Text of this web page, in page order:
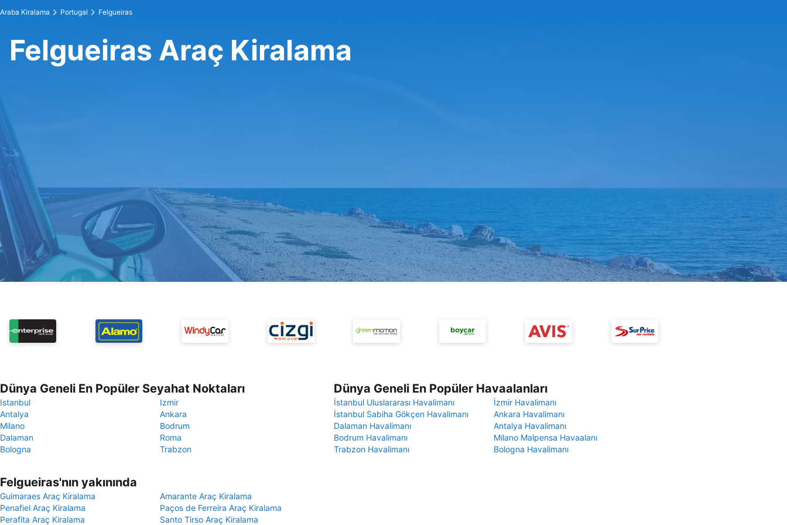
Araba Kiralama Portugal Felgueiras
Felgueiras Araç Kiralama
Dünya Geneli En Popüler Seyahat Noktaları
Istanbul
Izmir
Antalya
Ankara
Milano
Bodrum
Dalaman
Roma
Bologna
Trabzon
Dünya Geneli En Popüler Havaalanları
İstanbul Uluslararası Havalimanı
İzmir Havalimanı
İstanbul Sabiha Gökçen Havalimanı
Ankara Havalimanı
Dalaman Havalimanı
Antalya Havalimanı
Bodrum Havalimanı
Milano Malpensa Havaalanı
Trabzon Havalimanı
Bologna Havalimanı
Felgueiras'nın yakınında
Guimaraes Araç Kiralama
Amarante Araç Kiralama
Penafiel Araç Kiralama
Paços de Ferreira Araç Kiralama
Perafita Araç Kiralama
Santo Tirso Araç Kiralama